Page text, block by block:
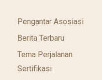
Pengantar Asosiasi
Berita Terbaru
Tema Perjalanan
Sertifikasi